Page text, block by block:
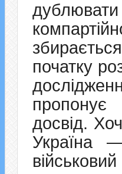
початку
досвід.
Україна